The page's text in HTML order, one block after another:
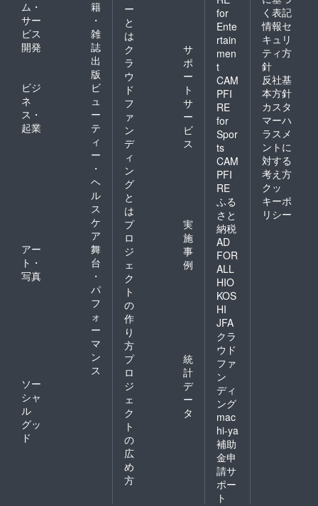
ム・
サー
ビス
開発
籍
・
雑
誌
出
版
ビジ
ネ
ス・
起業
ビ
ュ
ー
テ
ィ
ー
・
ヘ
ル
ス
ケ
ア
アー
ト・
写真
舞
台
・
パ
フ
ォ
ー
マ
ン
ス
ソー
シャ
ル
グッ
ド
ー
と
は
ク
ラ
ウ
ド
フ
ァ
ン
デ
ィ
ン
グ
と
は
サ
ポ
ー
ト
サ
ー
ビ
ス
プ
ロ
ジ
ェ
ク
ト
の
作
り
方
実
施
事
例
プ
ロ
ジ
ェ
ク
ト
の
広
め
方
統
計
デ
ー
タ
for
Ente
rtain
men
t
CAM
PFI
RE
for
Spor
ts
CAM
PFI
RE
ふる
さと
納税
AD
FOR
ALL
HIO
KOS
HI
JFA
クラ
ウド
ファ
ン
ディ
ング
mac
hi-ya
補助
金申
請サ
ポー
ト
く表記
情報セ
キュリ
ティ方
針
反社基
本方針
カスタ
マーハ
ラスメ
ントに
対する
考え方
クッ
キーポ
リシー